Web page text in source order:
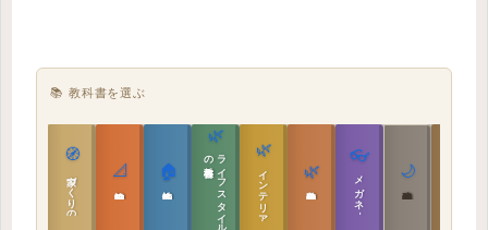
📚 教科書を選ぶ
🧭
家づくりの教科書 📐
実施設計の教科書
🏠
性能設計の教科書
🌿
ラ
イ
フ
ス
タ
イ
ル
の
教科書 🌿
インテリア設計 🌿
敷地設計の教科書
👓
メガネ｜転職 🌙
建築思想の教科書